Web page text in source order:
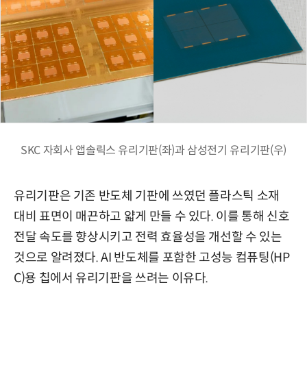
SKC 자회사 앱솔릭스 유리기판(좌)과 삼성전기 유리기판(우)
유리기판은 기존 반도체 기판에 쓰였던 플라스틱 소재
대비 표면이 매끈하고 얇게 만들 수 있다. 이를 통해 신호
전달 속도를 향상시키고 전력 효율성을 개선할 수 있는
것으로 알려졌다. AI 반도체를 포함한 고성능 컴퓨팅(HP
C)용 칩에서 유리기판을 쓰려는 이유다.